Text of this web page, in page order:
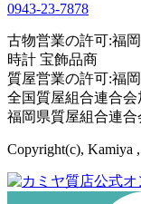
0943-23-7878
古物営業の許可:福
時計 宝飾品商
質屋営業の許可:福
全国質屋組合連合会
福岡県質屋組合連合
Copyright(c), Kamiya